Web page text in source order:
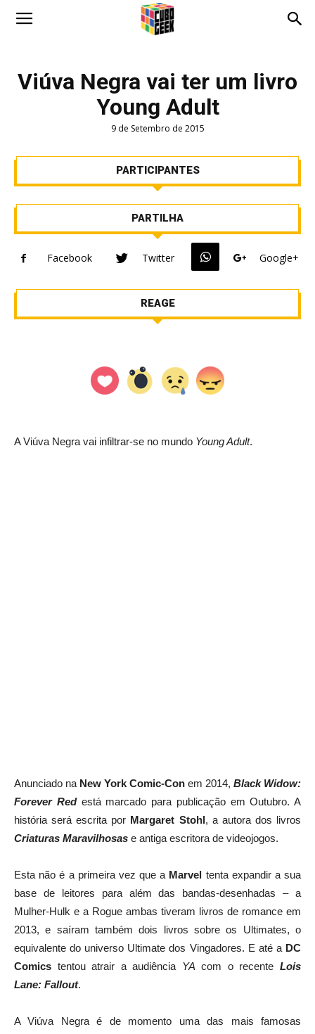
Viúva Negra vai ter um livro
Young Adult
9 de Setembro de 2015
PARTICIPANTES
PARTILHA
Facebook Twitter Google+
REAGE
A Viúva Negra vai infiltrar-se no mundo Young Adult.
Anunciado na New York Comic-Con em 2014, Black Widow:
Forever Redestá marcado para publicação em Outubro. A
história será escrita por Margaret Stohl, a autora dos livros
Criaturas Maravilhosas e antiga escritora de videojogos.
Esta não é a primeira vez que a Marvel tenta expandir a sua
base de leitores para além das bandas-desenhadas – a
Mulher-Hulk e a Rogue ambas tiveram livros de romance em
2013, e saíram também dois livros sobre os Ultimates, o
equivalente do universo Ultimate dos Vingadores. E até a DC
Comics tentou atrair a audiência YA com o recenteLois
Lane: Fallout.
A Viúva Negra é de momento uma das mais famosas